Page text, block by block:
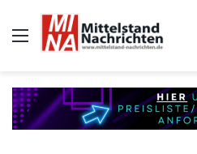
Auswahl